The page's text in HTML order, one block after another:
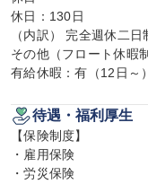
休日：130日
（内訳） 完全週休二
その他（フロート休暇
有給休暇：有（12日～
待遇・福利厚生
【保険制度】
・雇用保険
・労災保険